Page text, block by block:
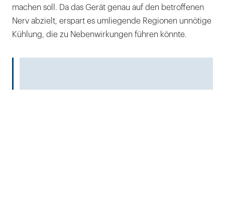
machen soll. Da das Gerät genau auf den betroffenen
Nerv abzielt, erspart es umliegende Regionen unnötige
Kühlung, die zu Nebenwirkungen führen könnte.